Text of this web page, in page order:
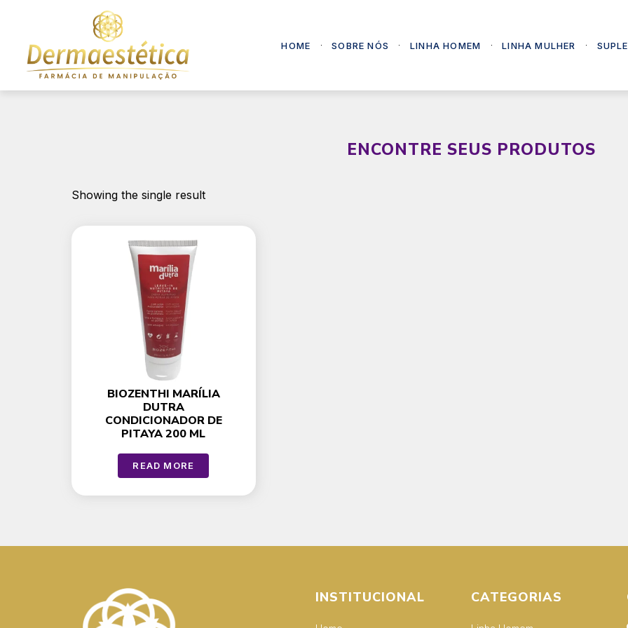
HOME SOBRE NÓS LINHA HOMEM LINHA MULHER
ENCONTRE SEUS PRODUTOS
Showing the single result
BIOZENTHI MARÍLIA
DUTRA
CONDICIONADOR DE
PITAYA 200 ML
READ MORE
INSTITUCIONAL CATEGORIAS